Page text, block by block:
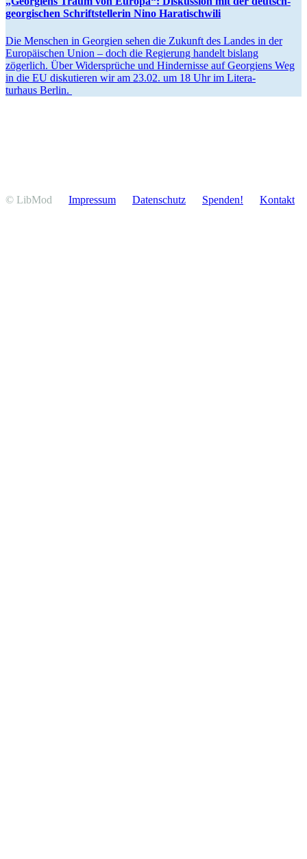
georgi­schen Schrift­stel­lerin Nino Haratischwili
Die Menschen in Georgien sehen die Zukunft des Landes in der
Europäi­schen Union – doch die Regierung handelt bislang
zögerlich. Über Wider­sprüche und Hinder­nisse auf Georgiens Weg
in die EU disku­tieren wir am 23.02. um 18 Uhr im Litera­
turhaus Berlin.
© LibMod Impressum Daten­schutz Spenden! Kontakt